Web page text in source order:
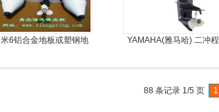
6铝合金地板或塑钢地
YAMAHA(雅马哈) 二冲程
88 条记录 1/5 页 1